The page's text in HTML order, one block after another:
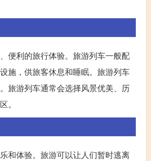
便利的旅行体验。旅游列车一般配
施，供旅客休息和睡眠。旅游列车
旅游列车通常会选择风景优美、历
。
和体验。旅游可以让人们暂时逃离